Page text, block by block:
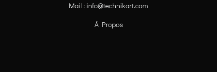
Mail : info@technikart.com
À Propos